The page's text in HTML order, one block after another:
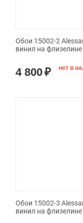
Обои 15002-2
винил на флизелине
4 800₽ нет в
Обои 15002-3
винил на флизелине